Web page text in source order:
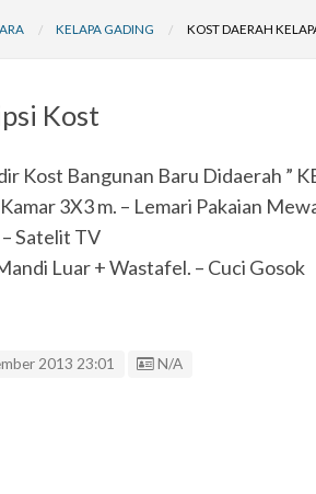
KELAPA GADING KOST DAERAH
Kost
Kost Bangunan Baru Didaerah ”
3X3 m. – Lemari Pakaian
– Satelit TV
Luar + Wastafel. – Cuci Gosok
2013 23:01 Listing ID
N/A